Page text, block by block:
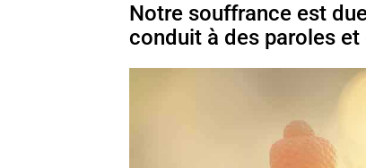
Notre souffrance est
conduit à des paroles